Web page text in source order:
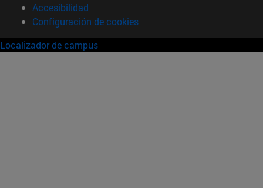
Accesibilidad
Configuración de cookies
Localizador de campus